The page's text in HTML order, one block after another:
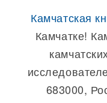
Камчатская
Камчатке!
683000,